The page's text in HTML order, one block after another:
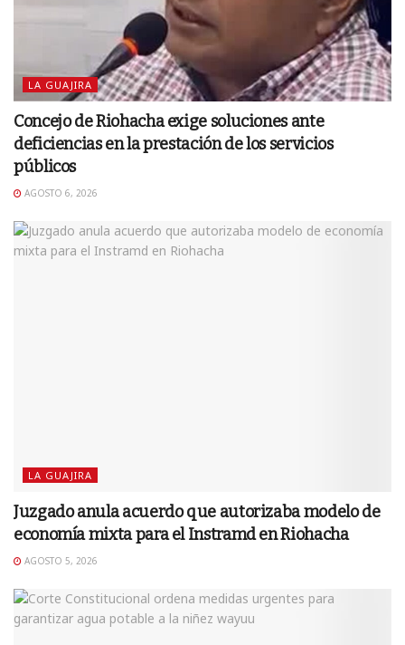
LA GUAJIRA
Concejo de Riohacha exige soluciones ante
deficiencias en la prestación de los servicios
públicos
AGOSTO 6, 2026
LA GUAJIRA
Juzgado anula acuerdo que autorizaba modelo de
economía mixta para el Instramd en Riohacha
AGOSTO 5, 2026